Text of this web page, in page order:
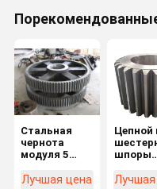
Стальная
чернота
модуля 5
шпоры C45
Лучшая цена
Цепной
шпоры
стали